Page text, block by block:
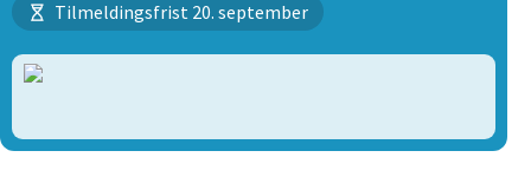
Tilmeldingsfrist 20. september